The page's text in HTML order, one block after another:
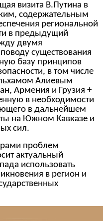
визита В.Путина в
содержательным
региональной
в предыдущий
двумя
существования
базу принципов
в том числе
Алиевым
Армения и Грузия +
в необходимости
в дальнейшем
на Южном Кавказе и
сил.
проблем
актуальный
использовать
в регион и